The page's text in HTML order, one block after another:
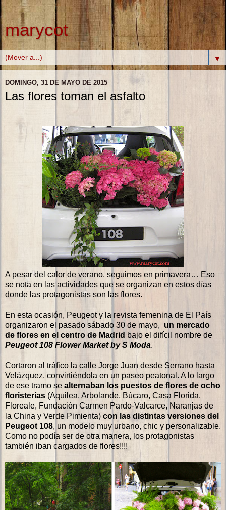
marycot
▼
DOMINGO, 31 DE MAYO DE 2015
Las flores toman el asfalto
A pesar del calor de verano, seguimos en primavera… Eso
se nota en las actividades que se organizan en estos días
donde las protagonistas son las flores.
En esta ocasión, Peugeot y la revista femenina de El País
organizaron el pasado sábado 30 de mayo, un mercado
de flores en el centro de Madrid bajo el difícil nombre de
Peugeot 108 Flower Market by S Moda.
Cortaron al tráfico la calle Jorge Juan desde Serrano hasta
Velázquez, convirtiéndola en un paseo peatonal. A lo largo
de ese tramo se alternaban los puestos de flores de ocho
floristerías (Aquilea, Arbolande, Búcaro, Casa Florida,
Floreale, Fundación Carmen Pardo-Valcarce, Naranjas de
la China y Verde Pimienta) con las distintas versiones del
Peugeot 108, un modelo muy urbano, chic y personalizable.
Como no podía ser de otra manera, los protagonistas
también iban cargados de flores!!!!